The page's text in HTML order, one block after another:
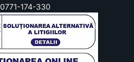
0771-174-330